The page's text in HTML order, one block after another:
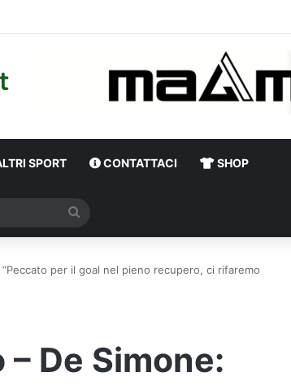
SPORT CONTATTACI SHOP
“Peccato per il goal nel pieno recupero, ci rifaremo
De Simone: